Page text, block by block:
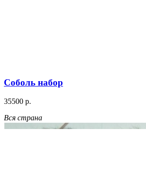
Соболь набор
35500 р.
Вся страна